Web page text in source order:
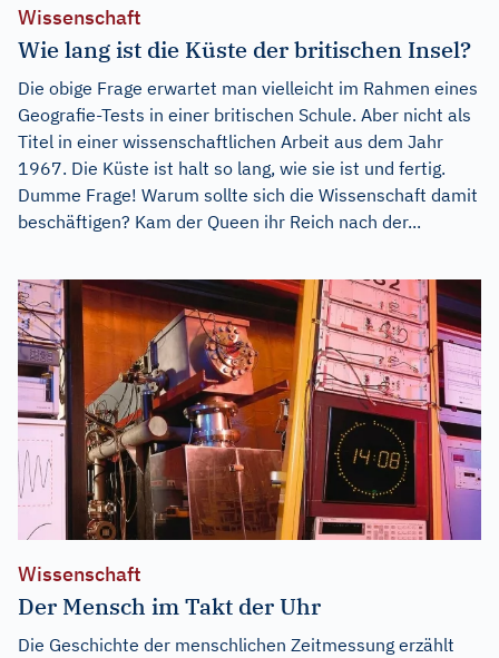
Wissenschaft
Wie lang ist die Küste der britischen Insel?
Die obige Frage erwartet man vielleicht im Rahmen eines
Geografie-Tests in einer britischen Schule. Aber nicht als
Titel in einer wissenschaftlichen Arbeit aus dem Jahr
1967. Die Küste ist halt so lang, wie sie ist und fertig.
Dumme Frage! Warum sollte sich die Wissenschaft damit
beschäftigen? Kam der Queen ihr Reich nach der...
Wissenschaft
Der Mensch im Takt der Uhr
Die Geschichte der menschlichen Zeitmessung erzählt